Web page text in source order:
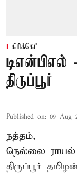
கிரிக்கெட்
திருப்பூர்
Published on: 09 Aug
நத்தம்,
நெல்லை ராயல்
திருப்பூர்